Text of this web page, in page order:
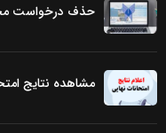
حذف درخواست مجوز
مشاهده نتایج امتحانات